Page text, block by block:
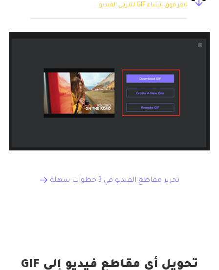
انقر فوق إنشاء GIF لتنزيل الفيديو.
تحرير مقاطع الفيديو في 3 خطوات سهلة
تحويل أي مقاطع فيديو إلى GIF